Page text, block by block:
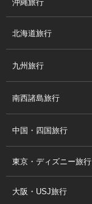
沖縄旅行
北海道旅行
九州旅行
南西諸島旅行
中国・四国旅行
東京・ディズニー旅行
大阪・USJ旅行